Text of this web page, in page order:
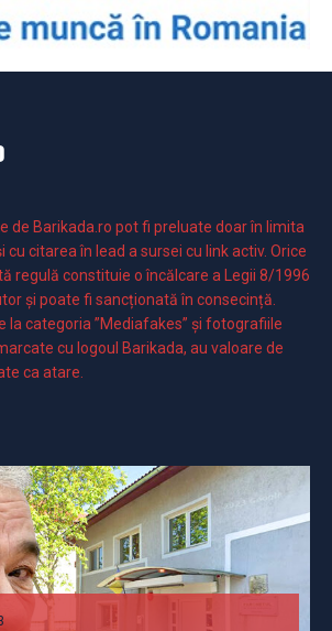
de Barikada.ro pot fi preluate doar în limita
cu citarea în lead a sursei cu link activ. Orice
regulă constituie o încălcare a Legii 8/1996
și poate fi sancționată în consecință.
la categoria ”Mediafakes” și fotografiile
cu logoul Barikada, au valoare de
ca atare.